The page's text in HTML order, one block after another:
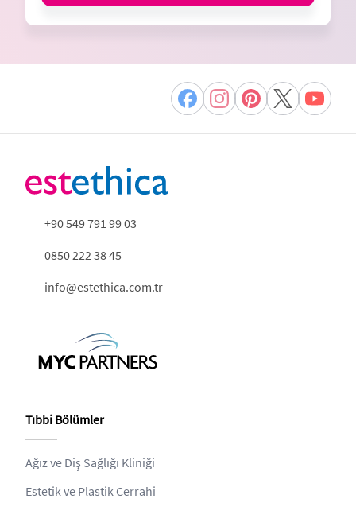
+90 549 791 99 03
0850 222 38 45
info@estethica.com.tr
Tıbbi Bölümler
Ağız ve Diş Sağlığı Kliniği
Estetik ve Plastik Cerrahi